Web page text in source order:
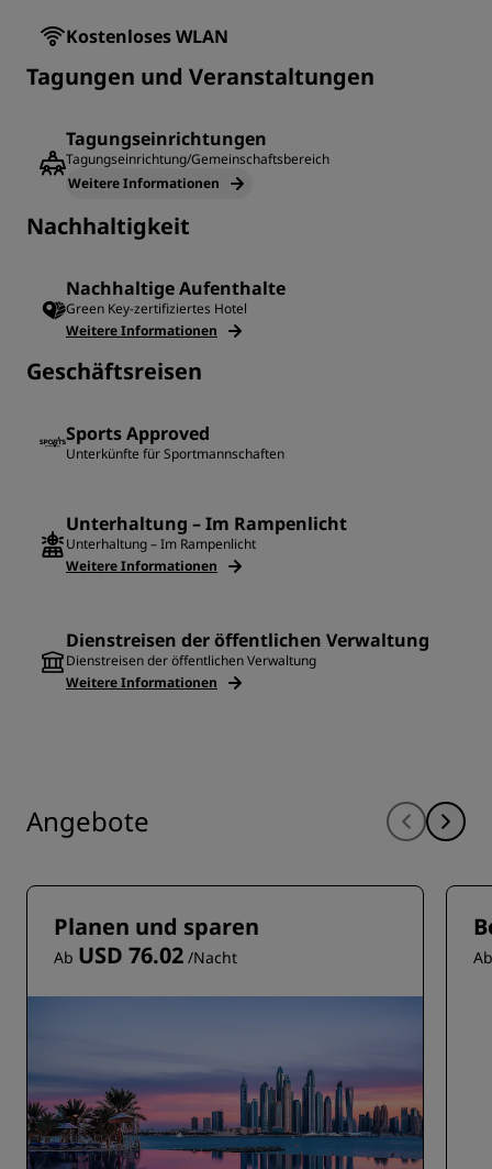
Kostenloses WLAN
Tagungen und Veranstaltungen
Tagungseinrichtungen
Tagungseinrichtung/Gemeinschaftsbereich
Weitere Informationen
Nachhaltigkeit
Nachhaltige Aufenthalte
Green Key-zertifiziertes Hotel
Weitere Informationen
Geschäftsreisen
Sports Approved
Unterkünfte für Sportmannschaften
Unterhaltung – Im Rampenlicht
Unterhaltung – Im Rampenlicht
Weitere Informationen
Dienstreisen der öffentlichen Verwaltung
Dienstreisen der öffentlichen Verwaltung
Weitere Informationen
Angebote
Planen und sparen
Ab USD 76.02 /Nacht